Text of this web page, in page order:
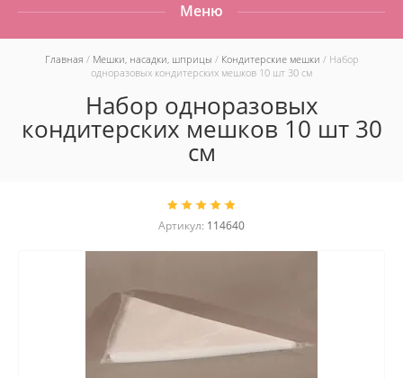
Меню
Главная / Мешки, насадки, шприцы / Кондитерские мешки / Набор
одноразовых кондитерских мешков 10 шт 30 см
Набор одноразовых
кондитерских мешков 10 шт 30
см
Артикул: 114640